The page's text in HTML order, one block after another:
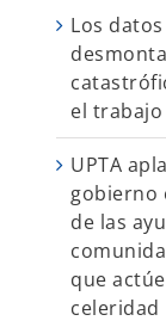
Los
el
UPTA
gobierno
de las
que
celeridad